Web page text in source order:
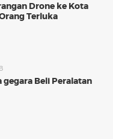
Drone ke Kota
Terluka
Beli Peralatan